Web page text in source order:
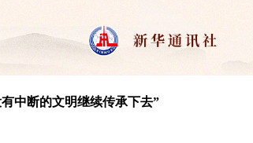
中断的文明继续传承下去”